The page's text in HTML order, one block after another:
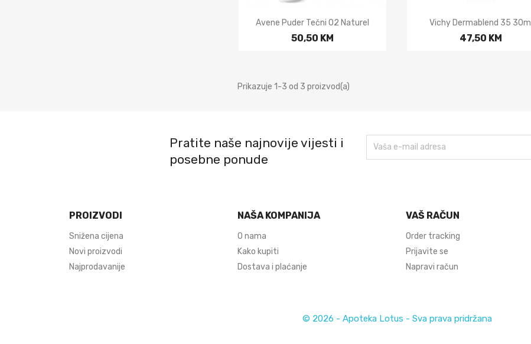
Brzi pregled
Avene Puder Tečni 02 Naturel
50,50 KM
Brzi pregled
Vichy Dermablend 35 30ml
47,50 KM
Prikazuje 1-3 od 3 proizvod(a)
Pratite naše najnovije vijesti i
posebne ponude
PROIZVODI
Snižena cijena
Novi proizvodi
Najprodavanije
NAŠA KOMPANIJA
O nama
Kako kupiti
Dostava i plaćanje
VAŠ RAČUN
Order tracking
Prijavite se
Napravi račun
© 2026 - Apoteka Lotus - Sva prava pridržana